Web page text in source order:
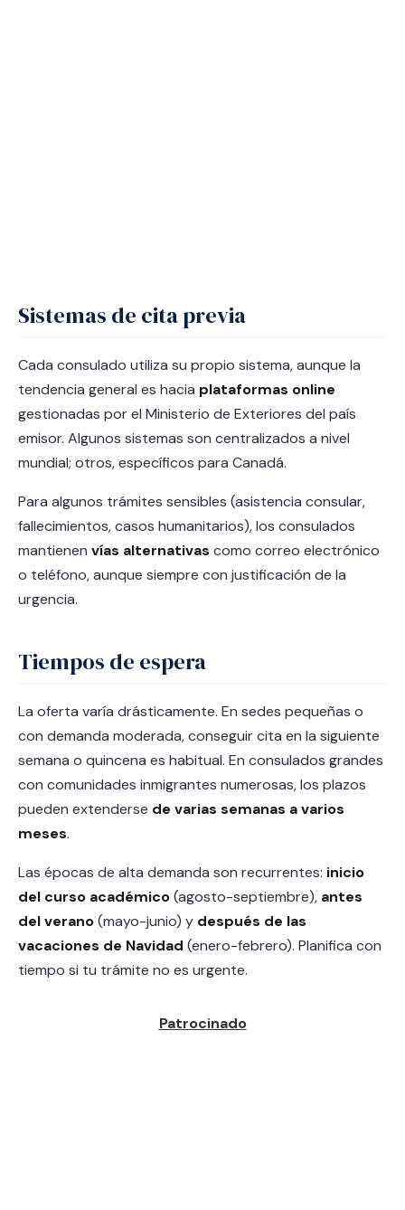
Sistemas de cita previa
Cada consulado utiliza su propio sistema, aunque la
tendencia general es hacia plataformas online
gestionadas por el Ministerio de Exteriores del país
emisor. Algunos sistemas son centralizados a nivel
mundial; otros, específicos para Canadá.
Para algunos trámites sensibles (asistencia consular,
fallecimientos, casos humanitarios), los consulados
mantienen vías alternativas como correo electrónico
o teléfono, aunque siempre con justificación de la
urgencia.
Tiempos de espera
La oferta varía drásticamente. En sedes pequeñas o
con demanda moderada, conseguir cita en la siguiente
semana o quincena es habitual. En consulados grandes
con comunidades inmigrantes numerosas, los plazos
pueden extenderse de varias semanas a varios
meses.
Las épocas de alta demanda son recurrentes: inicio
del curso académico(agosto-septiembre), antes
del verano(mayo-junio) y después de las
vacaciones de Navidad (enero-febrero). Planifica con
tiempo si tu trámite no es urgente.